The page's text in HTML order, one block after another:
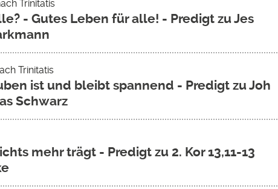
Trinitatis
- Gutes Leben für alle! - Predigt zu Jes
Trinitatis
ist und bleibt spannend - Predigt zu Joh
Schwarz
mehr trägt - Predigt zu 2. Kor 13,11-13